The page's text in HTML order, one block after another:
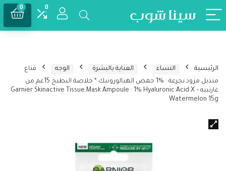
0
0
الرئيسية النساء العناية بالبشرة الوجه
قناع
منديل مزود بجرعة : %1 حمض الهيالورونيك * خلاصة البطيخ 15غم من
غارنييه – Garnier Skinactive Tissue Mask Ampoule : 1% Hyaluronic Acid X
Watermelon 15g